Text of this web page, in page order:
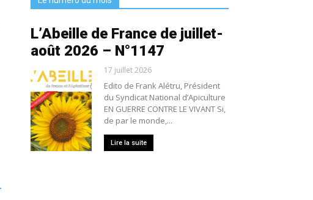
L’Abeille de France de juillet-
août 2026 – N°1147
17 juillet 2026
Edito de Frank Alétru, Président
du Syndicat National d’Apiculture
EN GUERRE CONTRE LE VIVANT Si,
de par le monde,...
Lire la suite